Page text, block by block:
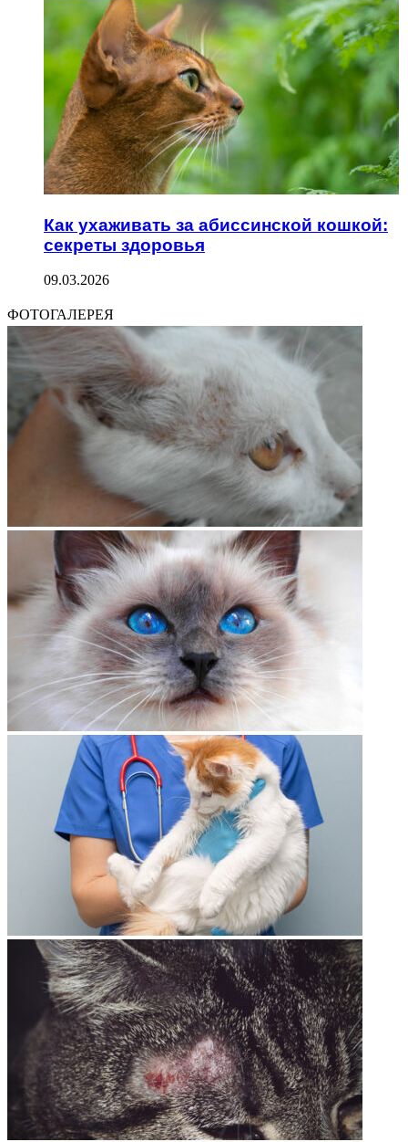
Как ухаживать за абиссинской кошкой:
секреты здоровья
09.03.2026
ФОТОГАЛЕРЕЯ